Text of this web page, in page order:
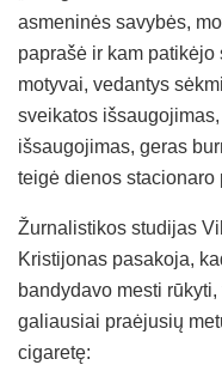
asmeninės savybės,
paprašė ir kam
motyvai, vedantys
sveikatos
išsaugojimas, geras
teigė dienos stacionaro
Žurnalistikos studijas
Kristijonas pasakoja,
bandydavo mesti
galiausiai praėjusių
cigaretę: